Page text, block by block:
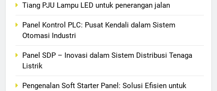
Tiang PJU Lampu LED untuk penerangan jalan
Panel Kontrol PLC: Pusat Kendali dalam Sistem
Otomasi Industri
Panel SDP – Inovasi dalam Sistem Distribusi Tenaga
Listrik
Pengenalan Soft Starter Panel: Solusi Efisien untuk